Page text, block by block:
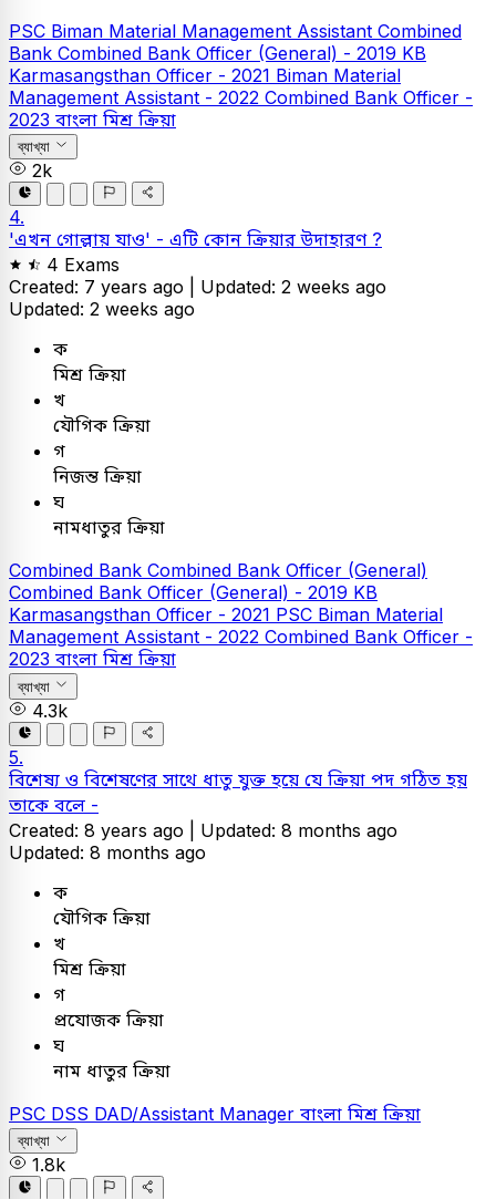
PSC Biman Material Management Assistant Combined
Bank Combined Bank Officer (General) - 2019 KB
Karmasangsthan Officer - 2021 Biman Material
Management Assistant - 2022 Combined Bank Officer -
2023 বাংলা মিশ্র ক্রিয়া
ব্যাখ্যা
2k
4.
'এখন গোল্লায় যাও' - এটি কোন ক্রিয়ার উদাহারণ ?
4 Exams
Created: 7 years ago | Updated: 2 weeks ago
Updated: 2 weeks ago
ক
মিশ্র ক্রিয়া
খ
যৌগিক ক্রিয়া
গ
নিজন্ত ক্রিয়া
ঘ
নামধাতুর ক্রিয়া
Combined Bank Combined Bank Officer (General)
Combined Bank Officer (General) - 2019 KB
Karmasangsthan Officer - 2021 PSC Biman Material
Management Assistant - 2022 Combined Bank Officer -
2023 বাংলা মিশ্র ক্রিয়া
ব্যাখ্যা
4.3k
5.
বিশেষ্য ও বিশেষণের সাথে ধাতু যুক্ত হয়ে যে ক্রিয়া পদ গঠিত হয়
তাকে বলে -
Created: 8 years ago | Updated: 8 months ago
Updated: 8 months ago
ক
যৌগিক ক্রিয়া
খ
মিশ্র ক্রিয়া
গ
প্রযোজক ক্রিয়া
ঘ
নাম ধাতুর ক্রিয়া
PSC DSS DAD/Assistant Manager বাংলা মিশ্র ক্রিয়া
ব্যাখ্যা
1.8k